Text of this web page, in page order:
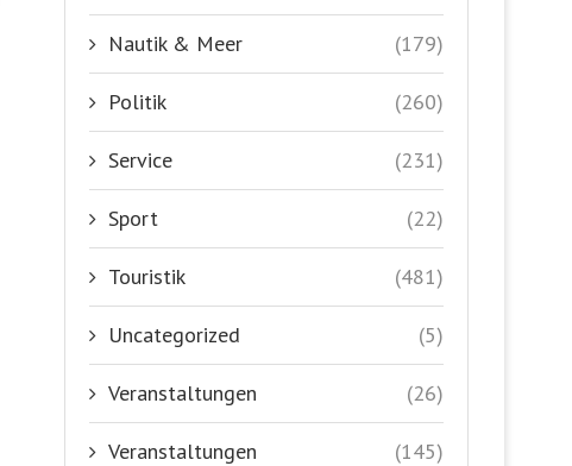
Nautik & Meer (179)
Politik (260)
Service (231)
Sport (22)
Touristik (481)
Uncategorized (5)
Veranstaltungen (26)
Veranstaltungen (145)